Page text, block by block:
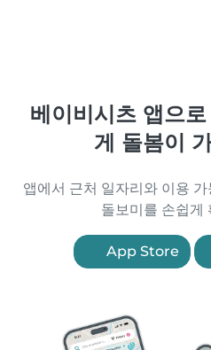
베이비시츠 앱으
게 돌봄이
앱에서 근처 일자리와 이용
돌보미를 손쉽게
App Store